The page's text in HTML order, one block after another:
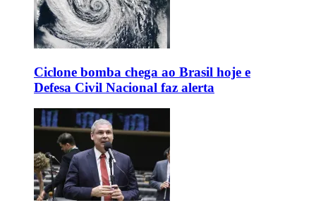
Ciclone bomba chega ao Brasil hoje e
Defesa Civil Nacional faz alerta